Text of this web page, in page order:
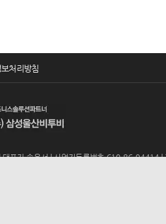
처리방침
| 대표자 송윤서 | 사업자등록번호 610-86-